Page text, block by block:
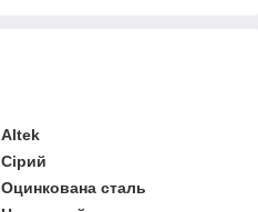
Altek
Сірий
Оцинкована сталь